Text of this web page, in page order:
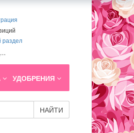
раздел
УДОБРЕНИЯ
НАЙТИ